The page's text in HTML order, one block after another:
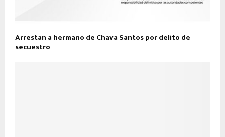
Arrestan a hermano de Chava Santos por delito de
secuestro